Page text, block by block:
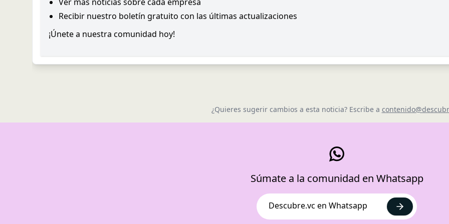
Recibir nuestro boletín gratuito con las últimas actualizaciones
¡Únete a nuestra comunidad hoy!
¿Quieres sugerir cambios a esta noticia? Escribe a
Súmate a la comunidad en Whatsapp
Descubre.vc en Whatsapp